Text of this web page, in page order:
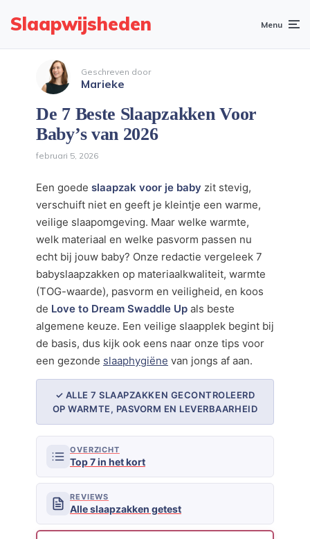
Slaapwijsheden Menu
Geschreven door
Marieke
De 7 Beste Slaapzakken Voor
Baby’s van 2026
februari 5, 2026
Een goede slaapzak voor je baby zit stevig,
verschuift niet en geeft je kleintje een warme,
veilige slaapomgeving. Maar welke warmte,
welk materiaal en welke pasvorm passen nu
echt bij jouw baby? Onze redactie vergeleek 7
babyslaapzakken op materiaalkwaliteit, warmte
(TOG-waarde), pasvorm en veiligheid, en koos
de Love to Dream Swaddle Up als beste
algemene keuze. Een veilige slaapplek begint bij
de basis, dus kijk ook eens naar onze tips voor
een gezonde slaaphygiëne van jongs af aan.
✓ ALLE 7 SLAAPZAKKEN GECONTROLEERD
OP WARMTE, PASVORM EN LEVERBAARHEID
OVERZICHT
Top 7 in het kort
REVIEWS
Alle slaapzakken getest